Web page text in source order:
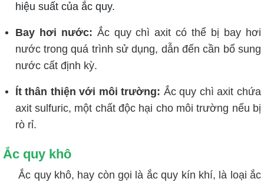
hiệu suất của ắc quy.
Bay hơi nước: Ắc quy chì axit có thể bị bay hơi
nước trong quá trình sử dụng, dẫn đến cần bổ sung
nước cất định kỳ.
Ít thân thiện với môi trường: Ắc quy chì axit chứa
axit sulfuric, một chất độc hại cho môi trường nếu bị
rò rỉ.
Ắc quy khô
Ắc quy khô, hay còn gọi là ắc quy kín khí, là loại ắc